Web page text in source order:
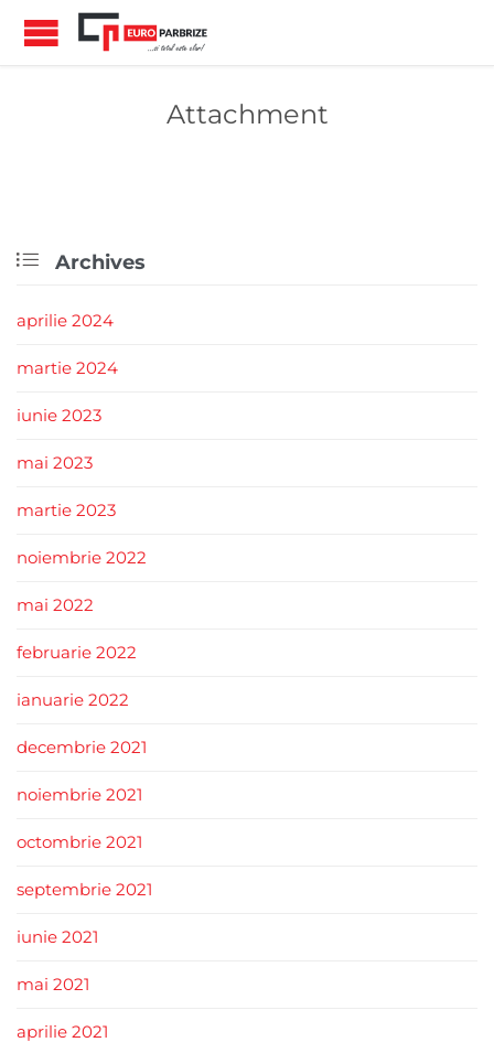
Attachment
 Archives
aprilie 2024
martie 2024
iunie 2023
mai 2023
martie 2023
noiembrie 2022
mai 2022
februarie 2022
ianuarie 2022
decembrie 2021
noiembrie 2021
octombrie 2021
septembrie 2021
iunie 2021
mai 2021
aprilie 2021